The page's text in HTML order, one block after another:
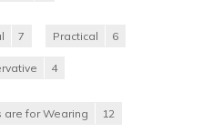
7 Practical 6
4
are for Wearing 12